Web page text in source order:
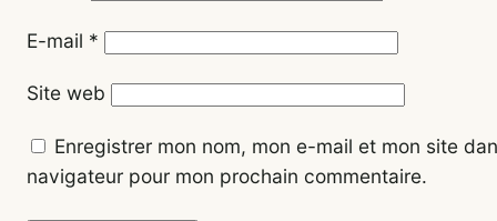
E-mail *
Site web
Enregistrer mon nom, mon e-mail et mon site
navigateur pour mon prochain commentaire.